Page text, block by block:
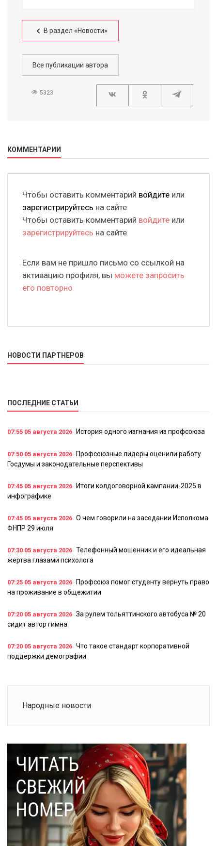
В раздел «Новости»
Все публикации автора
5323
КОММЕНТАРИИ
Чтобы оставить комментарий войдите или
зарегистрируйтесь на сайте
Чтобы оставить комментарий войдите или
зарегистрируйтесь на сайте
Если вам не пришло письмо со ссылкой на
активацию профиля, вы можете запросить
его повторно
НОВОСТИ ПАРТНЕРОВ
ПОСЛЕДНИЕ СТАТЬИ
07:55 05 августа 2026 История одного изгнания из профсоюза
07:50 05 августа 2026
Профсоюзные лидеры оценили работу
Госдумы и законодательные перспективы
07:45 05 августа 2026
Итоги колдоговорной кампании-2025 в
инфографике
07:45 05 августа 2026 О чем говорили на заседании Исполкома
ФНПР 29 июля
07:30 05 августа 2026 Телефонный мошенник и его идеальная
жертва глазами психолога
07:25 05 августа 2026
Профсоюз помог студенту вернуть право
на проживание в общежитии
07:20 05 августа 2026 За рулем тольяттинского автобуса № 20
сидит автор гимна
07:20 05 августа 2026 Что такое стандарт корпоративной
поддержки демографии
Народные новости